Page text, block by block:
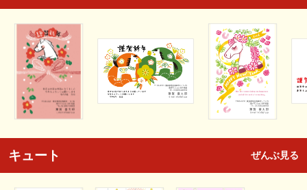
キュート ぜんぶ見る